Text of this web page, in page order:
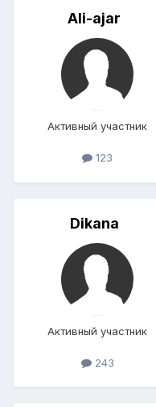
Ali-ajar
Активный участник
123
Dikana
Активный участник
243